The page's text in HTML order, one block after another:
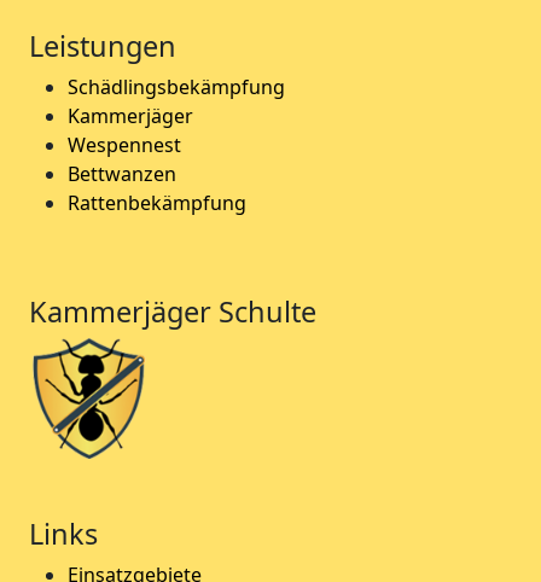
Leistungen
Schädlingsbekämpfung
Kammerjäger
Wespennest
Bettwanzen
Rattenbekämpfung
Kammerjäger Schulte
Links
Einsatzgebiete